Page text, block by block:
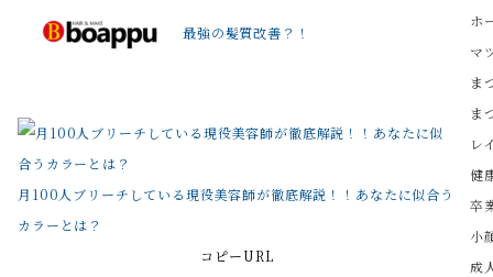
最強の髪質改善？！
月100人ブリーチしている現役美容師が徹底解説！！あなたに似合う
カラーとは？
コピーURL
ホ
マ
ま
ま
レ
健
卒
小
成